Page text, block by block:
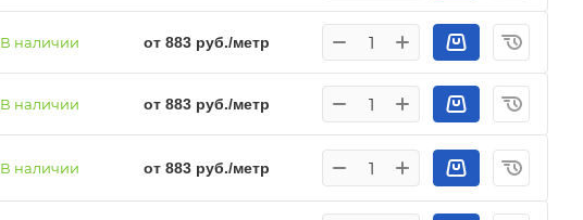
В наличии от 883 руб./метр
В наличии от 883 руб./метр
В наличии от 883 руб./метр